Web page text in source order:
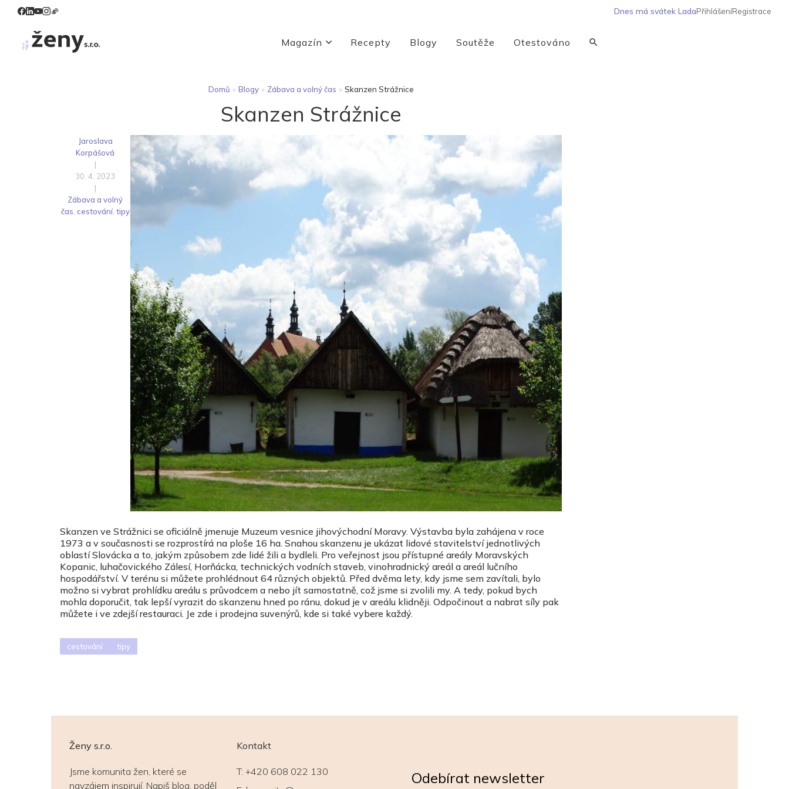
Dnes má svátek LadaPřihlášeníRegistrace
Magazín Recepty Blogy Soutěže Otestováno
Domů » Blogy » Zábava a volný čas » Skanzen Strážnice
Skanzen Strážnice
Jaroslava
Korpášová
|
30. 4. 2023
|
Zábava a volný
čas cestování, tipy
Skanzen ve Strážnici se oficiálně jmenuje Muzeum vesnice jihovýchodní Moravy. Výstavba byla zahájena v roce
1973 a v současnosti se rozprostírá na ploše 16 ha. Snahou skanzenu je ukázat lidové stavitelství jednotlivých
oblastí Slovácka a to, jakým způsobem zde lidé žili a bydleli. Pro veřejnost jsou přístupné areály Moravských
Kopanic, luhačovického Zálesí, Horňácka, technických vodních staveb, vinohradnický areál a areál lučního
hospodářství. V terénu si můžete prohlédnout 64 různých objektů. Před dvěma lety, kdy jsme sem zavítali, bylo
možno si vybrat prohlídku areálu s průvodcem a nebo jít samostatně, což jsme si zvolili my. A tedy, pokud bych
mohla doporučit, tak lepší vyrazit do skanzenu hned po ránu, dokud je v areálu klidněji. Odpočinout a nabrat síly pak
můžete i ve zdejší restauraci. Je zde i prodejna suvenýrů, kde si také vybere každý.
cestování tipy
Ženy s.r.o.
Jsme komunita žen, které se
navzájem inspirují. Napiš blog, poděl
Kontakt
T: +420 608 022 130
Odebírat newsletter